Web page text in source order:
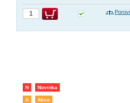
N Novinka
A Akce